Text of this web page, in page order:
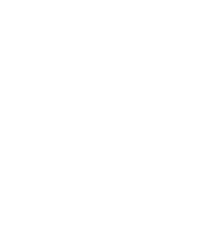
Beach. Complexul cu gradina